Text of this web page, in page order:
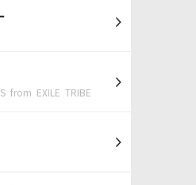
from EXILE TRIBE